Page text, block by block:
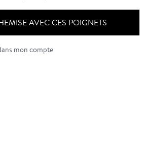
AVEC CES POIGNETS
mon compte